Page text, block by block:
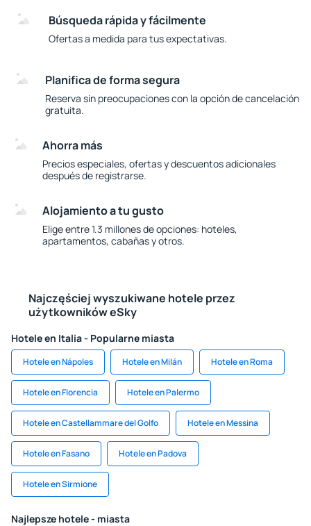
Búsqueda rápida y fácilmente
Ofertas a medida para tus expectativas.
Planifica de forma segura
Reserva sin preocupaciones con la opción de cancelación
gratuita.
Ahorra más
Precios especiales, ofertas y descuentos adicionales
después de registrarse.
Alojamiento a tu gusto
Elige entre 1.3 millones de opciones: hoteles,
apartamentos, cabañas y otros.
Najczęściej wyszukiwane hotele przez
użytkowników eSky
Hotele en Italia - Popularne miasta
Hotele en Nápoles Hotele en Milán Hotele en Roma
Hotele en Florencia Hotele en Palermo
Hotele en Castellammare del Golfo Hotele en Messina
Hotele en Fasano Hotele en Padova
Hotele en Sirmione
Najlepsze hotele - miasta